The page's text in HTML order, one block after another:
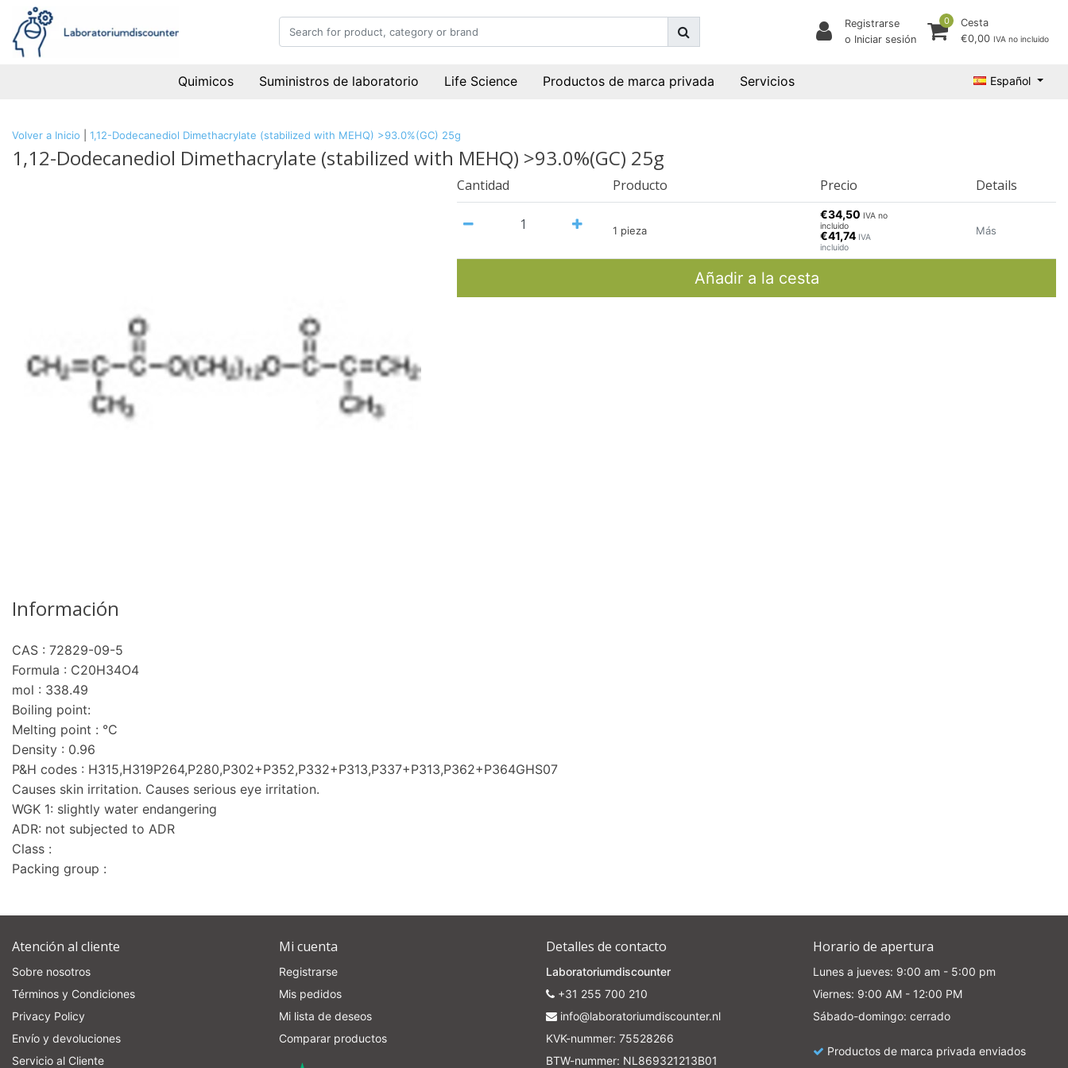
Registrarse
o Iniciar sesión
0
Cesta
€0,00 IVA no incluido
Quimicos Suministros de laboratorio Life Science Productos de marca privada Servicios Español
Volver a Inicio 1,12-Dodecanediol Dimethacrylate (stabilized with MEHQ) >93.0%(GC) 25g
1,12-Dodecanediol Dimethacrylate (stabilized with MEHQ) >93.0%(GC) 25g
Cantidad Producto Precio Details
1 pieza
€34,50 IVA no
incluido
€41,74 IVA
incluido
Más
Añadir a la cesta
Información
CAS : 72829-09-5
Formula : C20H34O4
mol : 338.49
Boiling point:
Melting point : °C
Density : 0.96
P&H codes : H315,H319P264,P280,P302+P352,P332+P313,P337+P313,P362+P364GHS07
Causes skin irritation. Causes serious eye irritation.
WGK 1: slightly water endangering
ADR: not subjected to ADR
Class :
Packing group :
Atención al cliente
Sobre nosotros
Términos y Condiciones
Privacy Policy
Envío y devoluciones
Servicio al Cliente
Mi cuenta
Registrarse
Mis pedidos
Mi lista de deseos
Comparar productos
Detalles de contacto
Laboratoriumdiscounter
+31 255 700 210
info@laboratoriumdiscounter.nl
KVK-nummer: 75528266
BTW-nummer: NL869321213B01
Horario de apertura
Lunes a jueves: 9:00 am - 5:00 pm
Viernes: 9:00 AM - 12:00 PM
Sábado-domingo: cerrado
Productos de marca privada enviados